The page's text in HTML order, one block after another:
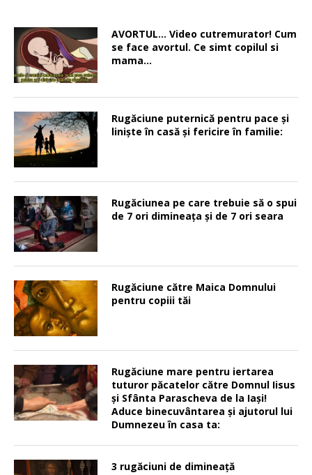
AVORTUL… Video cutremurator! Cum
se face avortul. Ce simt copilul si
mama…
Rugăciune puternică pentru pace şi
linişte în casă şi fericire în familie:
Rugăciunea pe care trebuie să o spui
de 7 ori dimineața și de 7 ori seara
Rugăciune către Maica Domnului
pentru copiii tăi
Rugăciune mare pentru iertarea
tuturor păcatelor către Domnul Iisus
şi Sfânta Parascheva de la Iaşi!
Aduce binecuvântarea şi ajutorul lui
Dumnezeu în casa ta:
3 rugăciuni de dimineață